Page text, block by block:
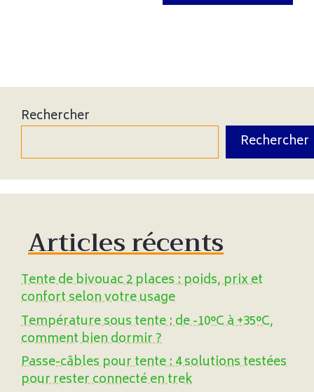
Rechercher
Rechercher
Articles récents
Tente de bivouac 2 places : poids, prix et
confort selon votre usage
Température sous tente : de -10°C à +35°C,
comment bien dormir ?
Passe-câbles pour tente : 4 solutions testées
pour rester connecté en trek